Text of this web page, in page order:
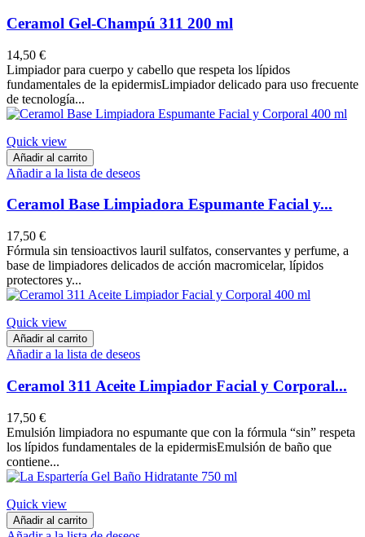
Ceramol Gel-Champú 311 200 ml
14,50 €
Limpiador para cuerpo y cabello que respeta los lípidos
fundamentales de la epidermis​ ​Limpiador delicado para uso frecuente
de tecnología...
Quick view
Añadir al carrito
Añadir a la lista de deseos
Ceramol Base Limpiadora Espumante Facial y...
17,50 €
Fórmula sin tensioactivos lauril sulfatos, conservantes y perfume, a
base de limpiadores delicados de acción macromicelar, lípidos
protectores y...
Quick view
Añadir al carrito
Añadir a la lista de deseos
Ceramol 311 Aceite Limpiador Facial y Corporal...
17,50 €
Emulsión limpiadora no espumante que con la fórmula “sin” respeta
los lípidos fundamentales de la epidermis​ ​Emulsión de baño que
contiene...
Quick view
Añadir al carrito